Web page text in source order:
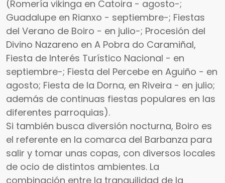
(Romería vikinga en Catoira - agosto-;
Guadalupe en Rianxo - septiembre-; Fiestas
del Verano de Boiro - en julio-; Procesión del
Divino Nazareno en A Pobra do Caramiñal,
Fiesta de Interés Turístico Nacional - en
septiembre-; Fiesta del Percebe en Aguiño - en
agosto; Fiesta de la Dorna, en Riveira - en julio;
además de continuas fiestas populares en las
diferentes parroquias).
Si también busca diversión nocturna, Boiro es
el referente en la comarca del Barbanza para
salir y tomar unas copas, con diversos locales
de ocio de distintos ambientes. La
combinación entre la tranquilidad de la